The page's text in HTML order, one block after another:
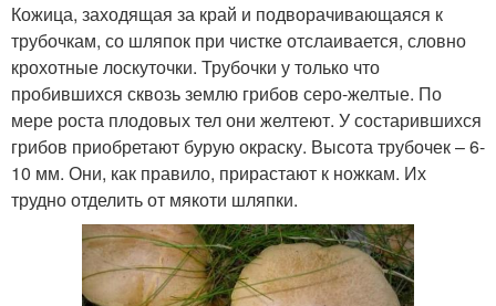
Кожица, заходящая за край и подворачивающаяся к
трубочкам, со шляпок при чистке отслаивается, словно
крохотные лоскуточки. Трубочки у только что
пробившихся сквозь землю грибов серо-желтые. По
мере роста плодовых тел они желтеют. У состарившихся
грибов приобретают бурую окраску. Высота трубочек – 6-
10 мм. Они, как правило, прирастают к ножкам. Их
трудно отделить от мякоти шляпки.